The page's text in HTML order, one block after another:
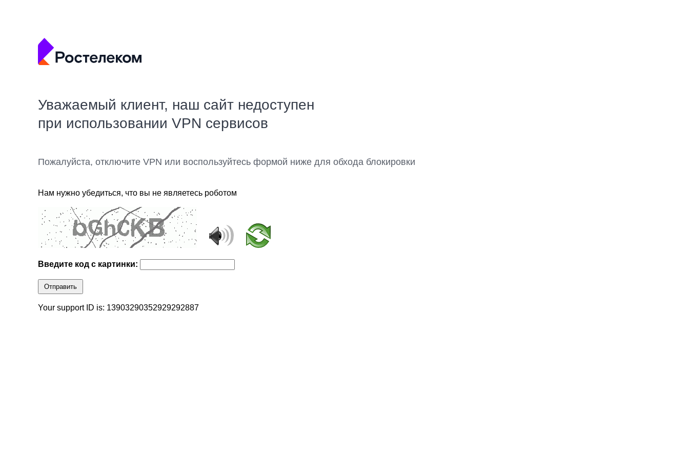
Уважаемый клиент, наш сайт недоступен
при использовании VPN сервисов
Пожалуйста, отключите VPN или воспользуйтесь формой ниже для обхода блокировки
Нам нужно убедиться, что вы не являетесь роботом
Введите код с картинки:
Отправить
Your support ID is: 13903290352929292887